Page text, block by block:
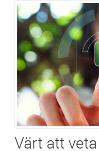
Värt att